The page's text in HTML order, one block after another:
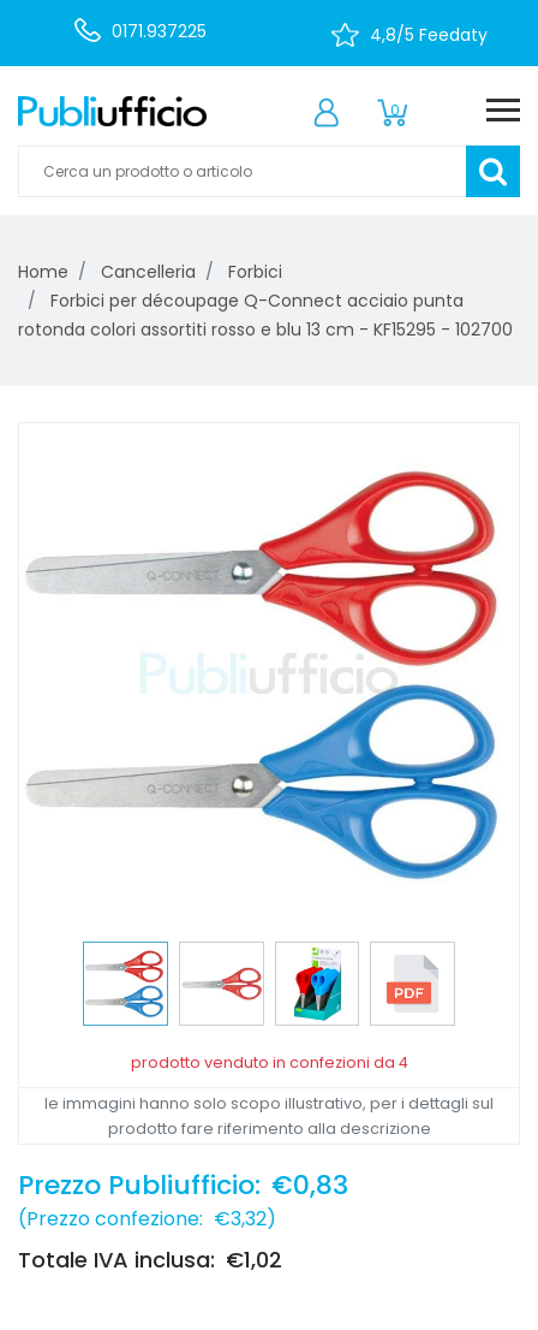
0171.937225 4,8/5 Feedaty
0
Home Cancelleria
Forbici
Forbici per découpage Q-Connect acciaio punta
rotonda colori assortiti rosso e blu 13 cm - KF15295 - 102700
prodotto venduto in confezioni da 4
le immagini hanno solo scopo illustrativo, per i dettagli sul
prodotto fare riferimento alla descrizione
Prezzo Publiufficio: €0,83
(Prezzo confezione: €3,32)
Totale IVA inclusa: €1,02